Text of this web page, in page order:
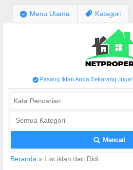
; Menu Utama , Kategori
/ Pasang Iklan Anda Sekarang Juga!
L Mencari
Beranda » List iklan dari Didi